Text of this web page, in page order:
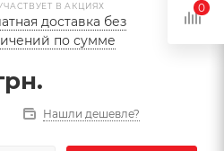
В АКЦИЯХ
доставка без
по сумме
Нашли дешевле?
0